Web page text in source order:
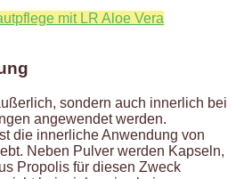
mit LR Aloe Vera
sondern auch innerlich bei
angewendet werden.
die innerliche Anwendung von
Neben Pulver werden Kapseln,
Propolis für diesen Zweck